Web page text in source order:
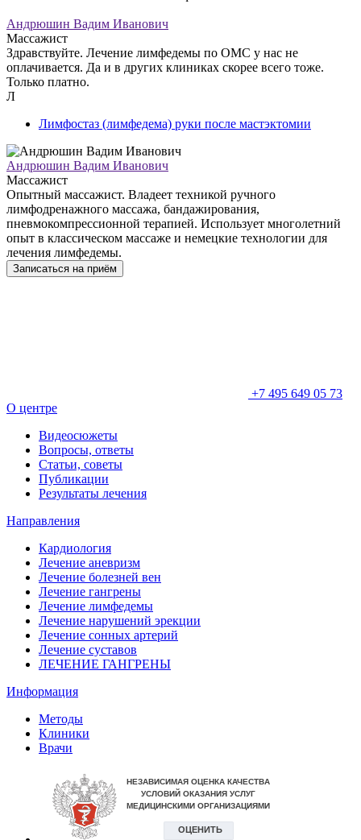
Андрюшин Вадим Иванович
Массажист
Здравствуйте. Лечение лимфедемы по ОМС у нас не
оплачивается. Да и в других клиниках скорее всего тоже.
Только платно.
Л
Лимфостаз (лимфедема) руки после мастэктомии
Андрюшин Вадим Иванович
Массажист
Опытный массажист. Владеет техникой ручного
лимфодренажного массажа, бандажирования,
пневмокомпрессионной терапией. Использует многолетний
опыт в классическом массаже и немецкие технологии для
лечения лимфедемы.
Записаться на приём
+7 495 649 05 73
О центре
Видеосюжеты
Вопросы, ответы
Статьи, советы
Публикации
Результаты лечения
Направления
Кардиология
Лечение аневризм
Лечение болезней вен
Лечение гангрены
Лечение лимфедемы
Лечение нарушений эрекции
Лечение сонных артерий
Лечение суставов
ЛЕЧЕНИЕ ГАНГРЕНЫ
Информация
Методы
Клиники
Врачи